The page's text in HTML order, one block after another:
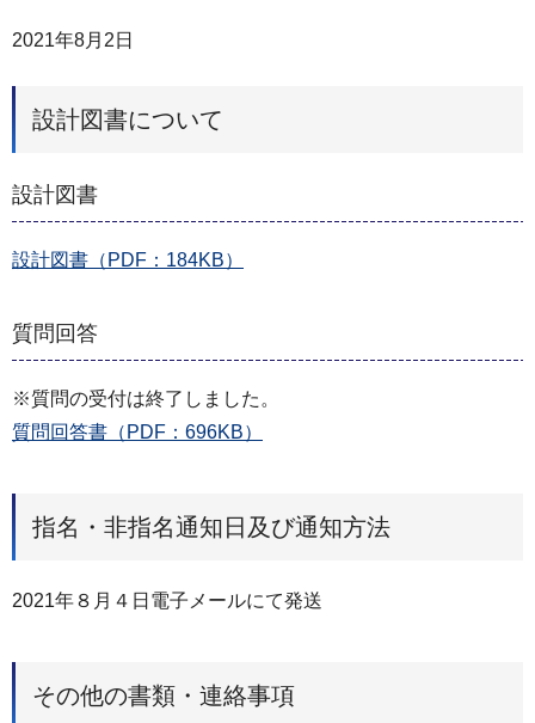
2021年8月2日
設計図書について
設計図書
設計図書（PDF：184KB）
質問回答
※質問の受付は終了しました。
質問回答書（PDF：696KB）
指名・非指名通知日及び通知方法
2021年８月４日電子メールにて発送
その他の書類・連絡事項